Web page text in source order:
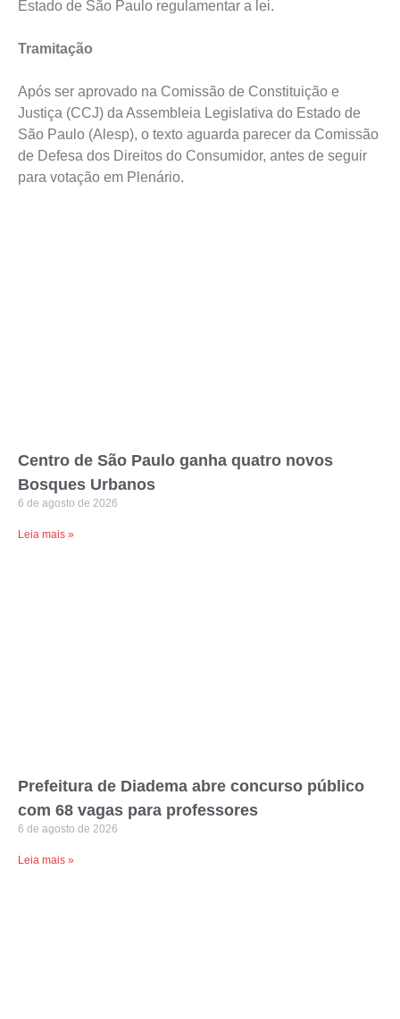
Estado de São Paulo regulamentar a lei.
Tramitação
Após ser aprovado na Comissão de Constituição e
Justiça (CCJ) da Assembleia Legislativa do Estado de
São Paulo (Alesp), o texto aguarda parecer da Comissão
de Defesa dos Direitos do Consumidor, antes de seguir
para votação em Plenário.
Centro de São Paulo ganha quatro novos
Bosques Urbanos
6 de agosto de 2026
Leia mais »
Prefeitura de Diadema abre concurso público
com 68 vagas para professores
6 de agosto de 2026
Leia mais »